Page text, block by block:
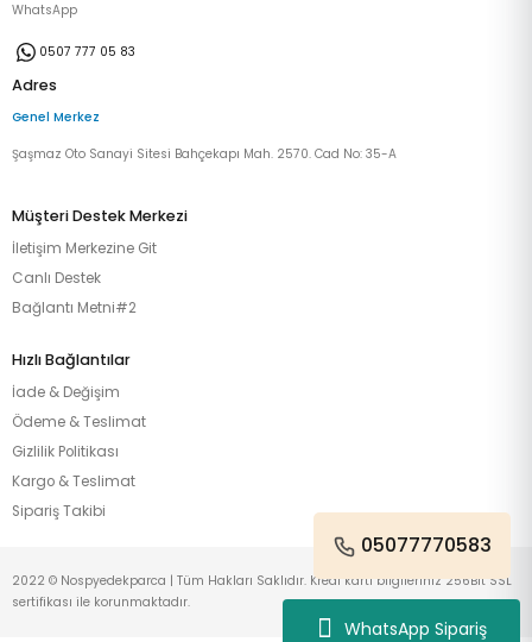
WhatsApp Sipariş
WhatsApp
0507 777 05 83
Adres
Genel Merkez
Şaşmaz Oto Sanayi Sitesi Bahçekapı Mah. 2570. Cad No: 35-A
Müşteri Destek Merkezi
İletişim Merkezine Git
Canlı Destek
Bağlantı Metni#2
Hızlı Bağlantılar
İade & Değişim
Ödeme & Teslimat
Gizlilik Politikası
Kargo & Teslimat
Sipariş Takibi
05077770583
2022 © Nospyedekparca | Tüm Hakları Saklıdır. Kredi kartı bilgileriniz 256Bit SSL
sertifikası ile korunmaktadır.